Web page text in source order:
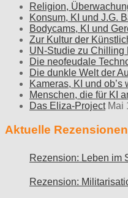
Religion,
Konsum, KI und J.G.
Bodycams, KI und
Zur Kultur der
UN-Studie zu Chilling
Die neofeudale
Die dunkle Welt der
Kameras, KI und ob’s
Menschen, die für KI
Das Eliza-Project Mai
Aktuelle Rezensionen
Rezension: Leben im
Rezension: